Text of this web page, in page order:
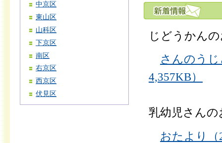
中京区
東山区
山科区
下京区
南区
右京区
西京区
伏見区
じどうかん
さんのう
4,357KB）
乳幼児さん
おたより（